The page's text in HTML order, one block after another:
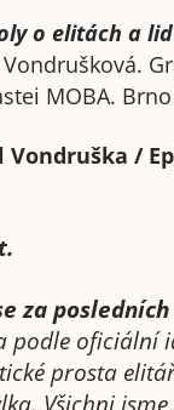
o elitách a
MOBA.
/
za
podle oficiální
prosta
Všichni